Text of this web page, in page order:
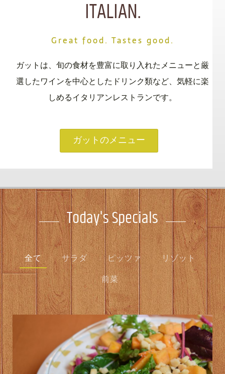
ITALIAN.
Great food. Tastes good.
ガットは、旬の食材を豊富に取り入れたメニューと厳
選したワインを中心としたドリンク類など、気軽に楽
しめるイタリアンレストランです。
ガットのメニュー
Today's Specials
全て サラダ ピッツァ
リゾット
前菜